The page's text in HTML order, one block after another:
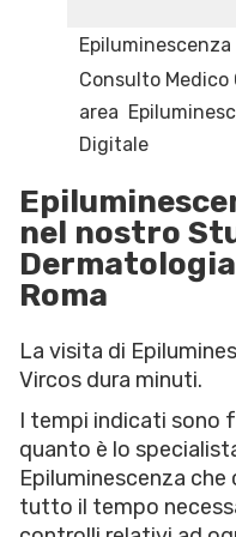
Epiluminescenza
Consulto Medico
area
Digitale
nel nostro
Roma
La visita di
Vircos dura minuti.
I tempi indicati sono
quanto è lo
Epiluminescenza
tutto il tempo